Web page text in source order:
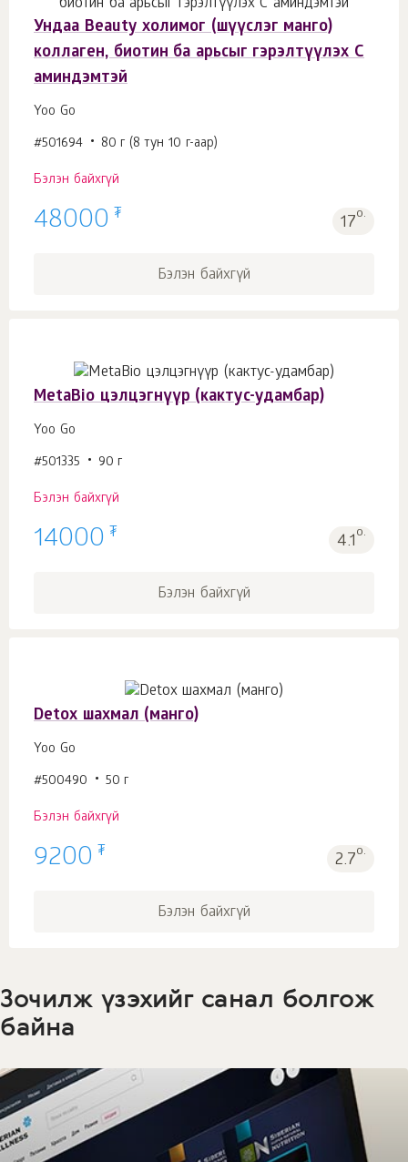
Ундаа Beauty холимог (шүүслэг манго)
коллаген, биотин ба арьсыг гэрэлтүүлэх С
аминдэмтэй
Yoo Gо
#501694 80 г (8 тун 10 г-аар)
Бэлэн байхгүй
48000 ₮ 17о.
Бэлэн байхгүй
MetaBio цэлцэгнүүр (кактус-удамбар)
Yoo Gо
#501335 90 г
Бэлэн байхгүй
14000 ₮ 4.1о.
Бэлэн байхгүй
Detox шахмал (манго)
Yoo Gо
#500490 50 г
Бэлэн байхгүй
9200 ₮ 2.7о.
Бэлэн байхгүй
Зочилж үзэхийг санал болгож
байна